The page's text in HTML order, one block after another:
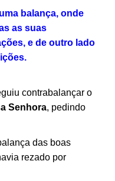
balança, onde
as suas
e de outro lado
contrabalançar o
Senhora, pedindo
das boas
rezado por